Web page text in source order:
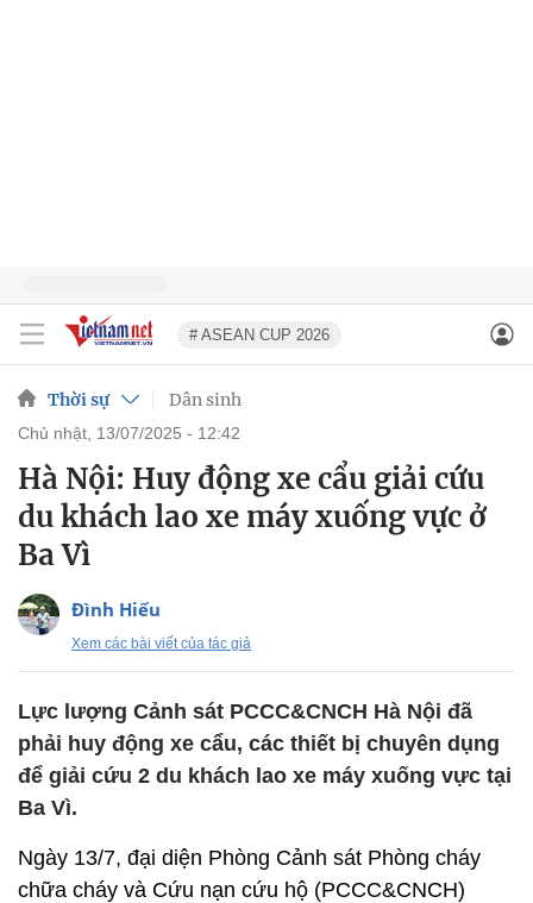
# ASEAN CUP 2026
Thời sự Dân sinh
chủ nhật, 13/07/2025 - 12:42
Hà Nội: Huy động xe cẩu giải cứu
du khách lao xe máy xuống vực ở
Ba Vì
Đình Hiếu
Xem các bài viết của tác giả
Lực lượng Cảnh sát PCCC&CNCH Hà Nội đã
phải huy động xe cẩu, các thiết bị chuyên dụng
để giải cứu 2 du khách lao xe máy xuống vực tại
Ba Vì.
Ngày 13/7, đại diện Phòng Cảnh sát Phòng cháy
chữa cháy và Cứu nạn cứu hộ (PCCC&CNCH)